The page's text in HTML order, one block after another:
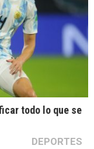
todo lo que se
DEPORTES